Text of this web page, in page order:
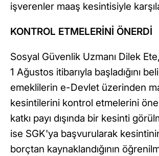
işverenler maaş kesintisiyle
KONTROL ETMELERİNİ ÖNERDİ
Sosyal Güvenlik Uzmanı Dilek
1 Ağustos itibarıyla başladığını
emeklilerin e-Devlet üzerinden
kesintilerini kontrol etmelerini
katkı payı dışında bir kesinti
ise SGK'ya başvurularak
borçtan kaynaklandığının